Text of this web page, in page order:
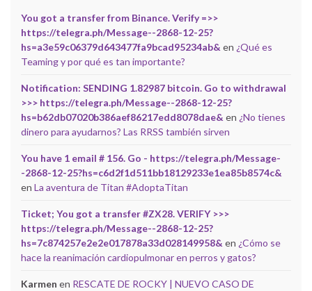
You got a transfer from Binance. Verify =>>
https://telegra.ph/Message--2868-12-25?
hs=a3e59c06379d643477fa9bcad95234ab& en ¿Qué es
Teaming y por qué es tan importante?
Notification: SENDING 1.82987 bitcoin. Go to withdrawal
>>> https://telegra.ph/Message--2868-12-25?
hs=b62db07020b386aef86217edd8078dae& en ¿No tienes
dinero para ayudarnos? Las RRSS también sirven
You have 1 email # 156. Go - https://telegra.ph/Message-
-2868-12-25?hs=c6d2f1d511bb18129233e1ea85b8574c&
en La aventura de Titan #AdoptaTitan
Ticket; You got a transfer #ZX28. VERIFY >>>
https://telegra.ph/Message--2868-12-25?
hs=7c874257e2e2e017878a33d028149958& en ¿Cómo se
hace la reanimación cardiopulmonar en perros y gatos?
Karmen en RESCATE DE ROCKY | NUEVO CASO DE